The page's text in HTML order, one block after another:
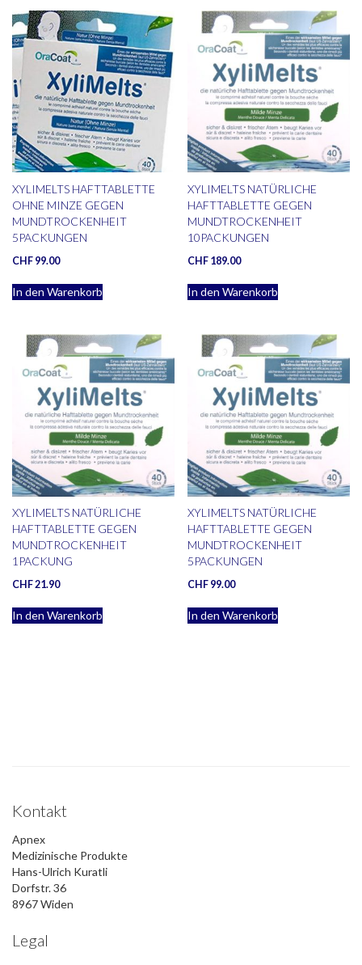
XYLIMELTS HAFTTABLETTE
OHNE MINZE GEGEN
MUNDTROCKENHEIT
5PACKUNGEN
CHF 99.00
In den Warenkorb
XYLIMELTS NATÜRLICHE
HAFTTABLETTE GEGEN
MUNDTROCKENHEIT
10PACKUNGEN
CHF 189.00
In den Warenkorb
XYLIMELTS NATÜRLICHE
HAFTTABLETTE GEGEN
MUNDTROCKENHEIT
1PACKUNG
CHF21.90
In den Warenkorb
XYLIMELTS NATÜRLICHE
HAFTTABLETTE GEGEN
MUNDTROCKENHEIT
5PACKUNGEN
CHF 99.00
In den Warenkorb
Kontakt
Apnex
Medizinische Produkte
Hans-Ulrich Kuratli
Dorfstr. 36
8967 Widen
Legal